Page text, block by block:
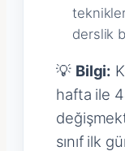
derslik
💡 Bilgi:
hafta ile
sınıf ilk